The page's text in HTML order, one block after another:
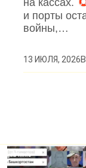
на кассах.
и порты
войны,…
13 ИЮЛЯ, 2026